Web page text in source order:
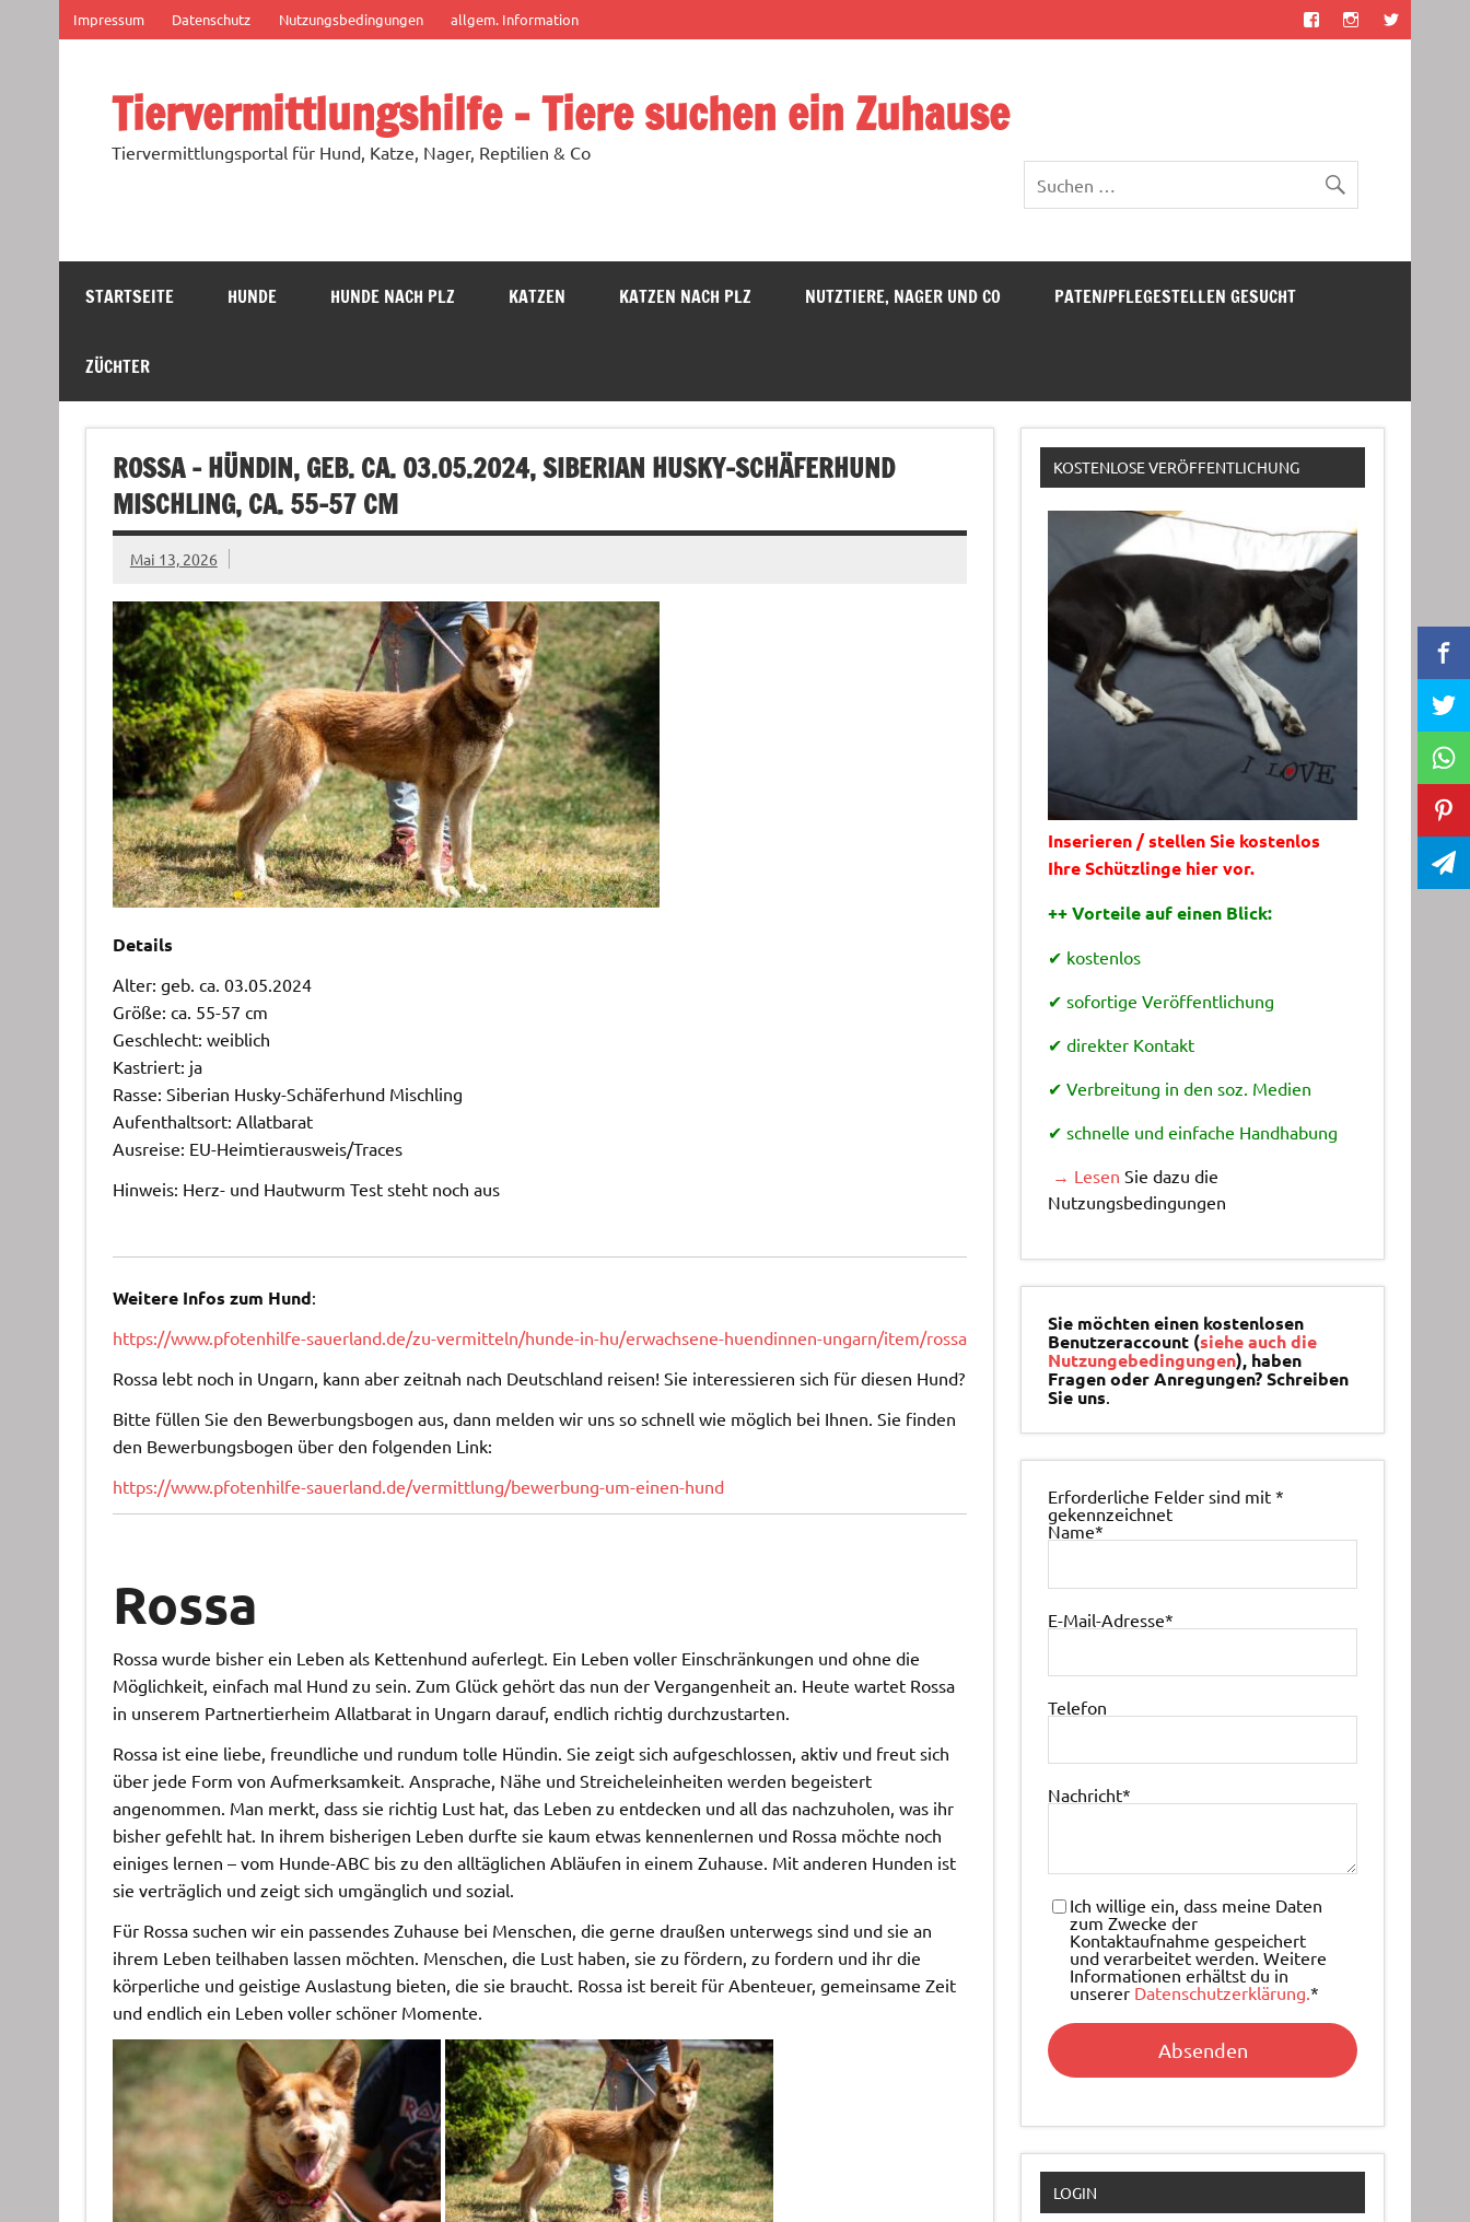
springen
Impressum Datenschutz Nutzungsbedingungen allgem. Information
Tiervermittlungshilfe – Tiere suchen ein Zuhause
Tiervermittlungsportal für Hund, Katze, Nager, Reptilien & Co
STARTSEITE HUNDE HUNDE NACH PLZ KATZEN KATZEN NACH PLZ NUTZTIERE, NAGER UND CO PATEN/PFLEGESTELLEN GESUCHT
ZÜCHTER
ROSSA – HÜNDIN, GEB. CA. 03.05.2024, SIBERIAN HUSKY-SCHÄFERHUND
MISCHLING, CA. 55-57 CM
Mai 13, 2026
Details
Alter: geb. ca. 03.05.2024
Größe: ca. 55-57 cm
Geschlecht: weiblich
Kastriert: ja
Rasse: Siberian Husky-Schäferhund Mischling
Aufenthaltsort: Allatbarat
Ausreise: EU-Heimtierausweis/Traces
Hinweis: Herz- und Hautwurm Test steht noch aus
Weitere Infos zum Hund:
https://www.pfotenhilfe-sauerland.de/zu-vermitteln/hunde-in-hu/erwachsene-huendinnen-ungarn/item/rossa
Rossa lebt noch in Ungarn, kann aber zeitnah nach Deutschland reisen! Sie interessieren sich für diesen Hund?
Bitte füllen Sie den Bewerbungsbogen aus, dann melden wir uns so schnell wie möglich bei Ihnen. Sie finden
den Bewerbungsbogen über den folgenden Link:
https://www.pfotenhilfe-sauerland.de/vermittlung/bewerbung-um-einen-hund
Rossa
Rossa wurde bisher ein Leben als Kettenhund auferlegt. Ein Leben voller Einschränkungen und ohne die
Möglichkeit, einfach mal Hund zu sein. Zum Glück gehört das nun der Vergangenheit an. Heute wartet Rossa
in unserem Partnertierheim Allatbarat in Ungarn darauf, endlich richtig durchzustarten.
Rossa ist eine liebe, freundliche und rundum tolle Hündin. Sie zeigt sich aufgeschlossen, aktiv und freut sich
über jede Form von Aufmerksamkeit. Ansprache, Nähe und Streicheleinheiten werden begeistert
angenommen. Man merkt, dass sie richtig Lust hat, das Leben zu entdecken und all das nachzuholen, was ihr
bisher gefehlt hat. In ihrem bisherigen Leben durfte sie kaum etwas kennenlernen und Rossa möchte noch
einiges lernen – vom Hunde-ABC bis zu den alltäglichen Abläufen in einem Zuhause. Mit anderen Hunden ist
sie verträglich und zeigt sich umgänglich und sozial.
Für Rossa suchen wir ein passendes Zuhause bei Menschen, die gerne draußen unterwegs sind und sie an
ihrem Leben teilhaben lassen möchten. Menschen, die Lust haben, sie zu fördern, zu fordern und ihr die
körperliche und geistige Auslastung bieten, die sie braucht. Rossa ist bereit für Abenteuer, gemeinsame Zeit
und endlich ein Leben voller schöner Momente.
KOSTENLOSE VERÖFFENTLICHUNG
Inserieren / stellen Sie kostenlos
Ihre Schützlinge hier vor.
++ Vorteile auf einen Blick:
✔ kostenlos
✔ sofortige Veröffentlichung
✔ direkter Kontakt
✔ Verbreitung in den soz. Medien
✔ schnelle und einfache Handhabung
→ Lesen Sie dazu die
Nutzungsbedingungen
Sie möchten einen kostenlosen
Benutzeraccount (siehe auch die
Nutzungebedingungen), haben
Fragen oder Anregungen? Schreiben
Sie uns.
Erforderliche Felder sind mit*
gekennzeichnet
Name*
E-Mail-Adresse*
Telefon
Nachricht*
Ich willige ein, dass meine Daten
zum Zwecke der
Kontaktaufnahme gespeichert
und verarbeitet werden. Weitere
Informationen erhältst du in
unserer Datenschutzerklärung.*
LOGIN